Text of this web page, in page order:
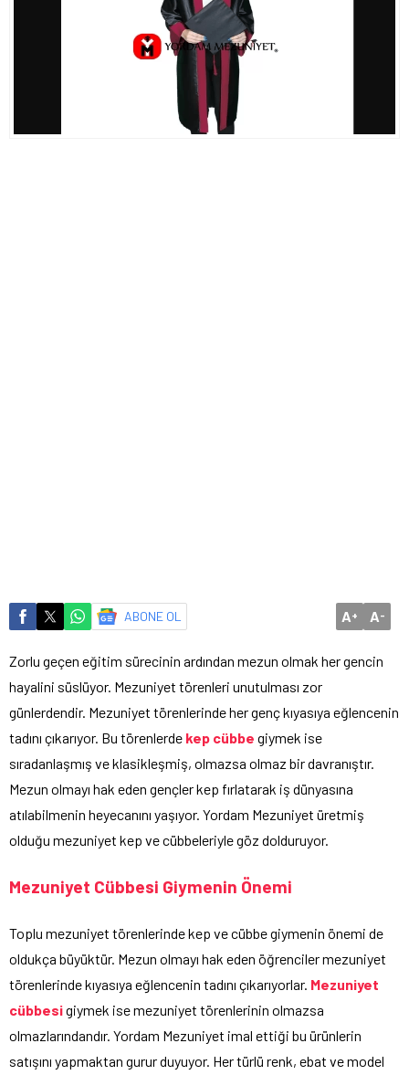
ABONE OL A+ A-
Zorlu geçen eğitim sürecinin ardından mezun olmak her gencin
hayalini süslüyor. Mezuniyet törenleri unutulması zor
günlerdendir. Mezuniyet törenlerinde her genç kıyasıya eğlencenin
tadını çıkarıyor. Bu törenlerde kep cübbe giymek ise
sıradanlaşmış ve klasikleşmiş, olmazsa olmaz bir davranıştır.
Mezun olmayı hak eden gençler kep fırlatarak iş dünyasına
atılabilmenin heyecanını yaşıyor. Yordam Mezuniyet üretmiş
olduğu mezuniyet kep ve cübbeleriyle göz dolduruyor.
Mezuniyet Cübbesi Giymenin Önemi
Toplu mezuniyet törenlerinde kep ve cübbe giymenin önemi de
oldukça büyüktür. Mezun olmayı hak eden öğrenciler mezuniyet
törenlerinde kıyasıya eğlencenin tadını çıkarıyorlar. Mezuniyet
cübbesigiymek ise mezuniyet törenlerinin olmazsa
olmazlarındandır. Yordam Mezuniyet imal ettiği bu ürünlerin
satışını yapmaktan gurur duyuyor. Her türlü renk, ebat ve model